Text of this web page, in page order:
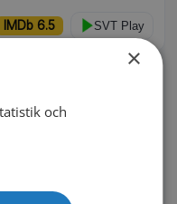
IMDb 6.5 SVT Play
och Paulina
dag.
×
och